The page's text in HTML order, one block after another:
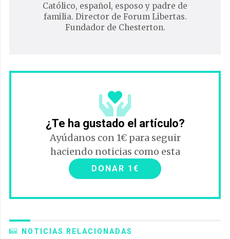
Católico, español, esposo y padre de
familia. Director de Forum Libertas.
Fundador de Chesterton.
¿Te ha gustado el artículo?
Ayúdanos con 1€ para seguir
haciendo noticias como esta
DONAR 1€
NOTICIAS RELACIONADAS